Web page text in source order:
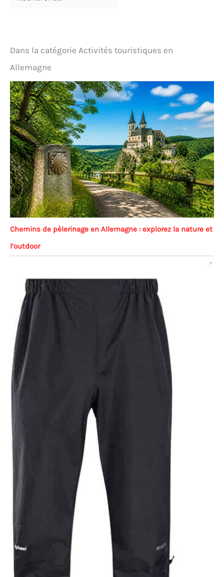
matins frais ou pour compléter votre garde-robe de
loisirs, cette veste vous offre le confort et la
résistance dont vous avez besoin. 【Polyvalent】
Cette veste polaire pour homme peut se porter par-
dessus une chemise ou sous un manteau plus
épais. Elle offre une chaleur douillette sans être
contraignante, ce qui en fait un vêtement idéal pour
les voyages, les randonnées ou les moments de
détente. Ce vêtement polyvalent peut se porter en
veste d'extérieur, en pull polaire pour un look
décontracté ou même en veste pour homme
adaptée au bureau les jours plus frais.
Dans la catégorie Activités touristiques en
Allemagne
Chemins de pèlerinage en Allemagne : explorez la nature et
l’outdoor